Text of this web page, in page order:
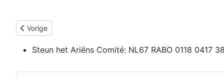
Vorig artikel: Het houden van bijeenkomsten
Vorige
Steun het Ariëns Comité: NL67 RABO 0118 0417